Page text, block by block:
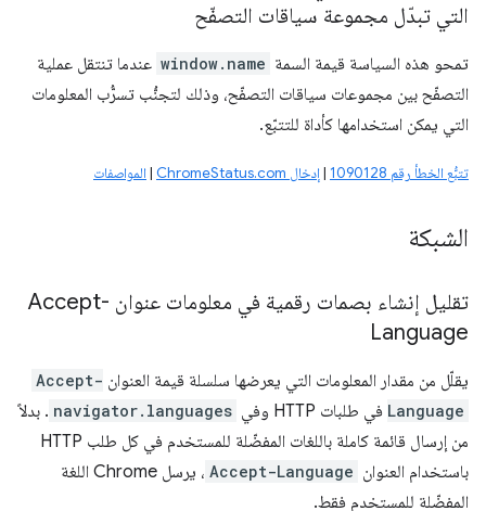
التي تبدّل مجموعة سياقات التصفّح
تمحو هذه السياسة قيمة السمة window.name عندما تنتقل عملية
التصفّح بين مجموعات سياقات التصفّح، وذلك لتجنُّب تسرُّب المعلومات
التي يمكن استخدامها كأداة للتتبّع.
تتبُّع الخطأ رقم 1090128 |إدخال ChromeStatus.com |المواصفات
الشبكة
تقليل إنشاء بصمات رقمية في معلومات عنوان Accept-
Language
يقلّل من مقدار المعلومات التي يعرضها سلسلة قيمة العنوان Accept-
Language في طلبات HTTP وفي navigator.languages . بدلاً
من إرسال قائمة كاملة باللغات المفضّلة للمستخدم في كل طلب HTTP
باستخدام العنوان Accept-Language
، يرسل Chrome اللغة
المفضّلة للمستخدم فقط.